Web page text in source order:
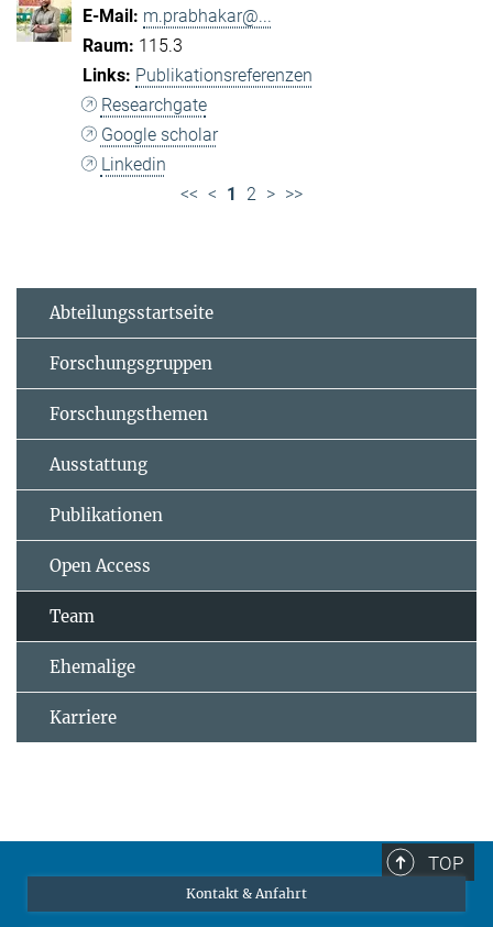
m.prabhakar@...
115.3
Publikationsreferenzen
Researchgate
Google scholar
Linkedin
<< < 1 2 > >>
Abteilungsstartseite
Forschungsgruppen
Forschungsthemen
Ausstattung
Publikationen
Open Access
Team
Ehemalige
Karriere
TOP
Kontakt & Anfahrt